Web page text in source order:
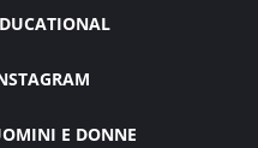
E DONNE